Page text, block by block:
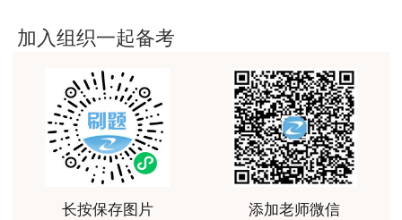
用户m0****88
最棒的预习课
用户m2****66
越听越觉得好
用户m2****66
越听越觉得好
加入组织一起备考
长按保存图片
添加老师微信